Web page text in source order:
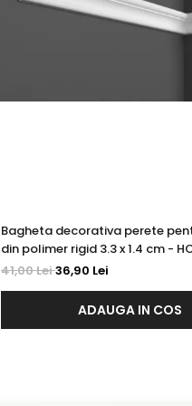
Bagheta decorativa perete
din polimer rigid 3.3 x 1.4 cm -
41,00 Lei36,90 Lei
ADAUGA IN COS